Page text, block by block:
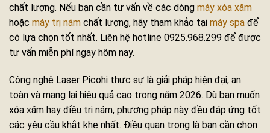
chất lượng. Nếu bạn cần tư vấn về các dòng máy xóa xăm
hoặc máy trị nám chất lượng, hãy tham khảo tại máy spa để
có lựa chọn tốt nhất. Liên hệ hotline 0925.968.299 để được
tư vấn miễn phí ngay hôm nay.
Công nghệ Laser Picohi thực sự là giải pháp hiện đại, an
toàn và mang lại hiệu quả cao trong năm 2026. Dù bạn muốn
xóa xăm hay điều trị nám, phương pháp này đều đáp ứng tốt
các yêu cầu khắt khe nhất. Điều quan trọng là bạn cần chọn